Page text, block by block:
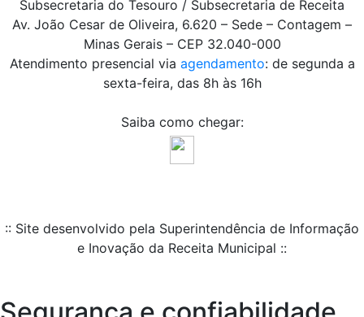
Subsecretaria do Tesouro / Subsecretaria de Receita
Av. João Cesar de Oliveira, 6.620 – Sede – Contagem –
Minas Gerais – CEP 32.040-000
Atendimento presencial via agendamento: de segunda a
sexta-feira, das 8h às 16h
Saiba como chegar:
:: Site desenvolvido pela Superintendência de Informação
e Inovação da Receita Municipal ::